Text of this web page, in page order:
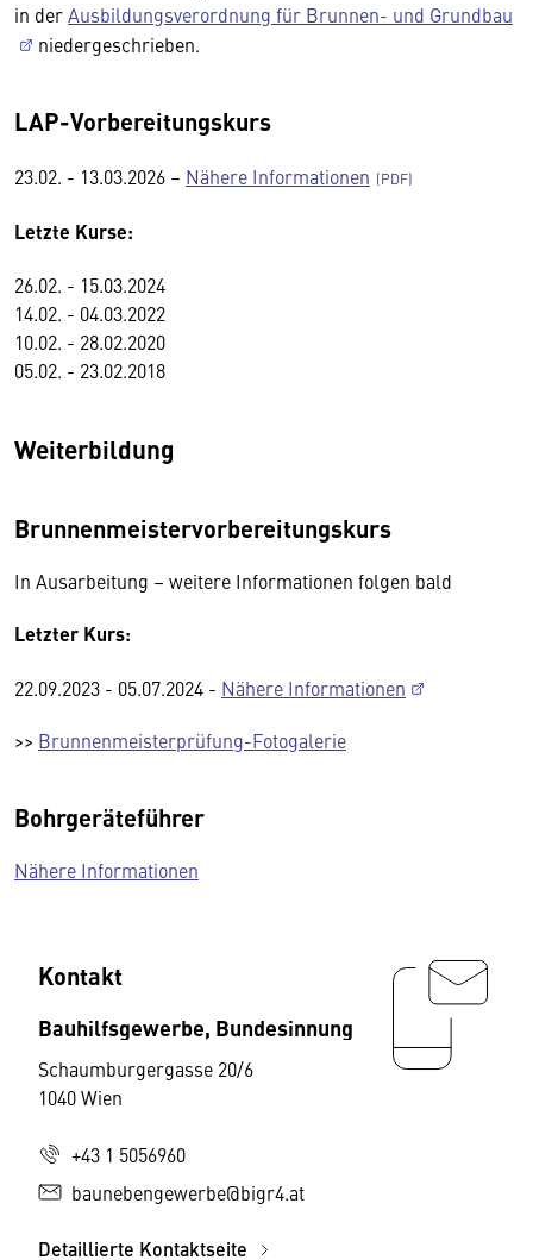
in derAusbildungsverordnung für Brunnen- und Grundbau
niedergeschrieben.
LAP-Vorbereitungskurs
23.02. - 13.03.2026 – Nähere Informationen
Letzte Kurse:
26.02. - 15.03.2024
14.02. - 04.03.2022
10.02. - 28.02.2020
05.02. - 23.02.2018
Weiterbildung
Brunnenmeistervorbereitungskurs
In Ausarbeitung – weitere Informationen folgen bald
Letzter Kurs:
22.09.2023 - 05.07.2024 - Nähere Informationen
>> Brunnenmeisterprüfung-Fotogalerie
Bohrgeräteführer
Nähere Informationen
Kontakt
Bauhilfsgewerbe, Bundesinnung
Schaumburgergasse 20/6
1040 Wien
+43 1 5056960
baunebengewerbe@bigr4.at
Detaillierte Kontaktseite